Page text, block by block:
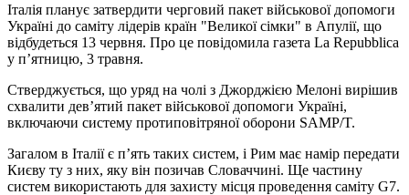
Італія планує затвердити черговий пакет військової допомоги
Україні до саміту лідерів країн "Великої сімки" в Апулії, що
відбудеться 13 червня. Про це повідомила газета La Repubblica
у п’ятницю, 3 травня.
Стверджується, що уряд на чолі з Джорджією Мелоні вирішив
схвалити дев’ятий пакет військової допомоги Україні,
включаючи систему протиповітряної оборони SAMP/T.
Загалом в Італії є п’ять таких систем, і Рим має намір передати
Києву ту з них, яку він позичав Словаччині. Ще частину
систем використають для захисту місця проведення саміту G7.